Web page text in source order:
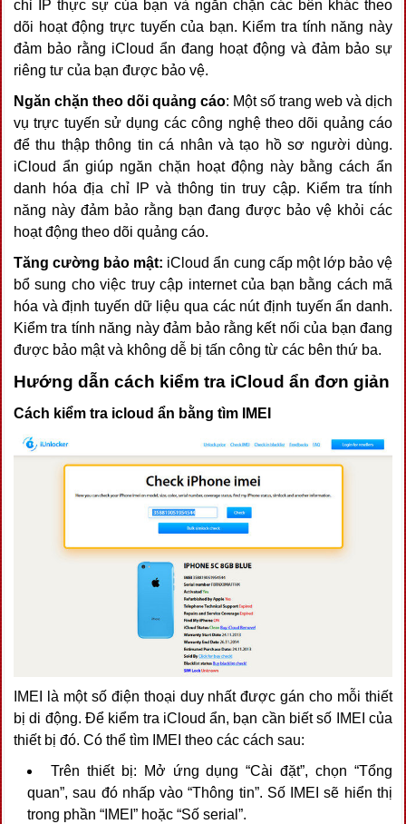
chỉ IP thực sự của bạn và ngăn chặn các bên khác theo
dõi hoạt động trực tuyến của bạn. Kiểm tra tính năng này
đảm bảo rằng iCloud ẩn đang hoạt động và đảm bảo sự
riêng tư của bạn được bảo vệ.
Ngăn chặn theo dõi quảng cáo: Một số trang web và dịch
vụ trực tuyến sử dụng các công nghệ theo dõi quảng cáo
để thu thập thông tin cá nhân và tạo hồ sơ người dùng.
iCloud ẩn giúp ngăn chặn hoạt động này bằng cách ẩn
danh hóa địa chỉ IP và thông tin truy cập. Kiểm tra tính
năng này đảm bảo rằng bạn đang được bảo vệ khỏi các
hoạt động theo dõi quảng cáo.
Tăng cường bảo mật: iCloud ẩn cung cấp một lớp bảo vệ
bổ sung cho việc truy cập internet của bạn bằng cách mã
hóa và định tuyến dữ liệu qua các nút định tuyến ẩn danh.
Kiểm tra tính năng này đảm bảo rằng kết nối của bạn đang
được bảo mật và không dễ bị tấn công từ các bên thứ ba.
Hướng dẫn cách kiểm tra iCloud ẩn đơn giản
Cách kiểm tra icloud ẩn bằng tìm IMEI
IMEI là một số điện thoại duy nhất được gán cho mỗi thiết
bị di động. Để kiểm tra iCloud ẩn, bạn cần biết số IMEI của
thiết bị đó. Có thể tìm IMEI theo các cách sau:
Trên thiết bị: Mở ứng dụng “Cài đặt”, chọn “Tổng
quan”, sau đó nhấp vào “Thông tin”. Số IMEI sẽ hiển thị
trong phần “IMEI” hoặc “Số serial”.